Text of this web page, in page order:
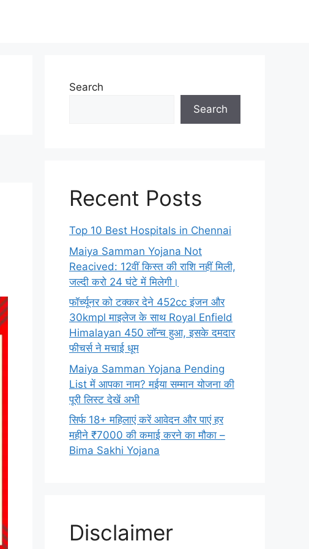
Search
Search
Recent Posts
Top 10 Best Hospitals in Chennai
Maiya Samman Yojana Not
Reacived: 12वीं किस्त की राशि नहीं मिली,
जल्दी करो 24 घंटे में मिलेगी।
फॉर्च्यूनर को टक्कर देने 452cc इंजन और
30kmpl माइलेज के साथ Royal Enfield
Himalayan 450 लॉन्च हुआ, इसके दमदार
फीचर्स ने मचाई धूम
Maiya Samman Yojana Pending
List में आपका नाम? मईया सम्मान योजना की
पूरी लिस्ट देखें अभी
सिर्फ 18+ महिलाएं करें आवेदन और पाएं हर
महीने ₹7000 की कमाई करने का मौका –
Bima Sakhi Yojana
Disclaimer